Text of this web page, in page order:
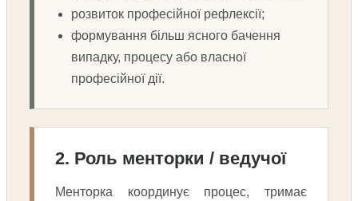
розвиток професійної рефлексії;
формування більш ясного бачення
випадку, процесу або власної
професійної дії.
2. Роль менторки / ведучої
Менторка координує процес, тримає